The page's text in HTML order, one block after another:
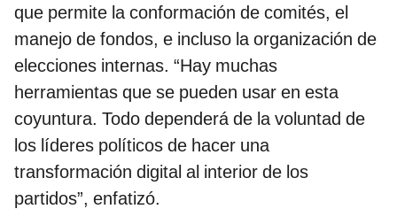
que permite la conformación de comités, el
manejo de fondos, e incluso la organización de
elecciones internas. “Hay muchas
herramientas que se pueden usar en esta
coyuntura. Todo dependerá de la voluntad de
los líderes políticos de hacer una
transformación digital al interior de los
partidos”, enfatizó.